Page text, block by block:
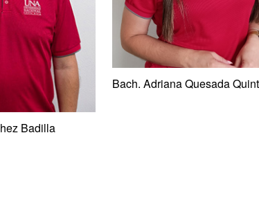
Badilla
Bach. Adriana Quesada